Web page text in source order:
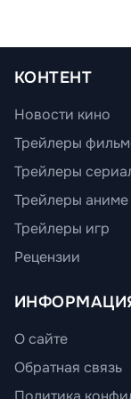
КОНТЕНТ
Новости кино
Трейлеры
Трейлеры
Трейлеры аниме
Трейлеры игр
Рецензии
О сайте
Обратная связь